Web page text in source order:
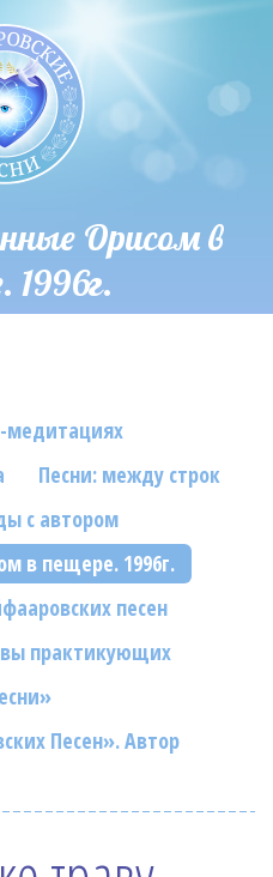
Орисом в
1996г.
медитациях
Песни: между строк
с автором
в пещере. 1996г.
песен
практикующих
Песен». Автор